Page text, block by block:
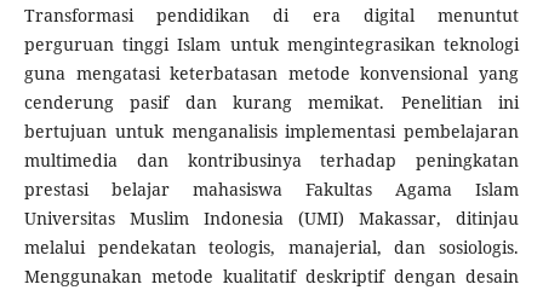
Transformasi pendidikan di era digital menuntut
perguruan tinggi Islam untuk mengintegrasikan teknologi
guna mengatasi keterbatasan metode konvensional yang
cenderung pasif dan kurang memikat. Penelitian ini
bertujuan untuk menganalisis implementasi pembelajaran
multimedia dan kontribusinya terhadap peningkatan
prestasi belajar mahasiswa Fakultas Agama Islam
Universitas Muslim Indonesia (UMI) Makassar, ditinjau
melalui pendekatan teologis, manajerial, dan sosiologis.
Menggunakan metode kualitatif deskriptif dengan desain